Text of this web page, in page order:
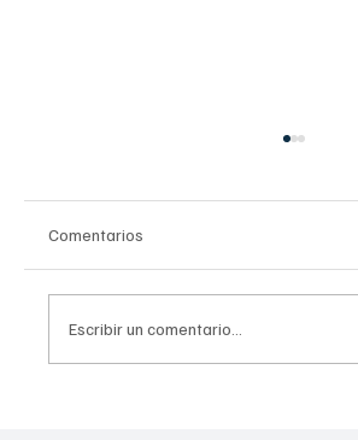
Comentarios
Escribir un comentario...